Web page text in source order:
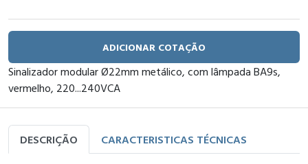
ADICIONAR COTAÇÃO
Sinalizador modular Ø22mm metálico, com lâmpada BA9s,
vermelho, 220...240VCA
DESCRIÇÃO CARACTERISTICAS TÉCNICAS